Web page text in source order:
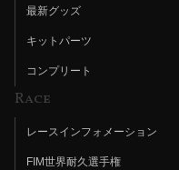
最新グッズ
キットパーツ
コンプリート
Race
レースインフォメーション
FIM世界耐久選手権